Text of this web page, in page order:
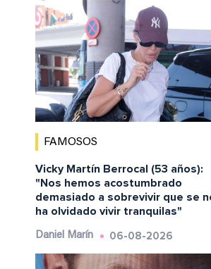
FAMOSOS
Vicky Martín Berrocal (53 años):
"Nos hemos acostumbrado
demasiado a sobrevivir que se
ha olvidado vivir tranquilas"
Daniel Marín 06-08-2026